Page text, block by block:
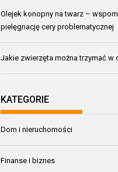
Olejek konopny na twarz –
pielęgnację cery problematycznej
Jakie zwierzęta można trzymać w
KATEGORIE
Dom i nieruchomości
Finanse i biznes